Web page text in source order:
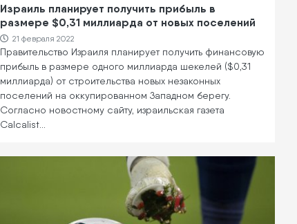
Израиль планирует получить прибыль в
размере $0,31 миллиарда от новых поселений
21 февраля 2022
Правительство Израиля планирует получить финансовую
прибыль в размере одного миллиарда шекелей ($0,31
миллиарда) от строительства новых незаконных
поселений на оккупированном Западном берегу.
Согласно новостному сайту, израильская газета
Calcalist…